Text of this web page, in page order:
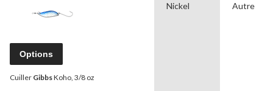
Options
Cuiller GibbsKoho, 3/8 oz
Nickel Autre